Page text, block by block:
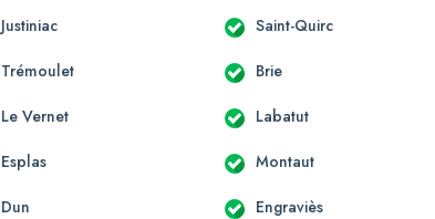
Justiniac Saint-Quirc
Trémoulet Brie
Le Vernet Labatut
Esplas Montaut
Dun Engraviès